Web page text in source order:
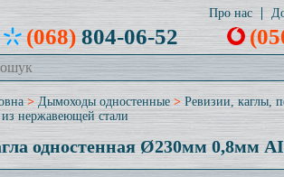
Про нас
(068)804-06-52
> Дымоходы одностенные> Ревизии, каглы,
нержавеющей стали
одностенная Ø230мм 0,8мм